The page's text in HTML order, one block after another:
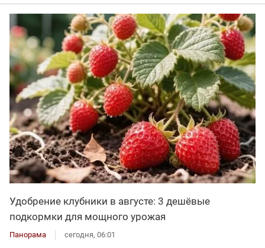
Удобрение клубники в августе: 3 дешёвые
подкормки для мощного урожая
Панорама сегодня, 06:01